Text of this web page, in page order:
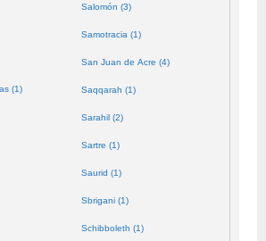
(1)
Salomón (3)
Samotracia (1)
San Juan de Acre (4)
Saqqarah (1)
Sarahil (2)
Sartre (1)
Saurid (1)
Sbrigani (1)
Schibboleth (1)